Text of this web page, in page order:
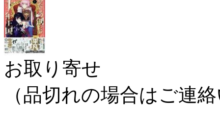
お取り寄せ
（品切れの場合はご連